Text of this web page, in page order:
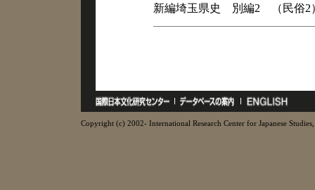
新編埼玉県史 別編2 （民俗2
Copyright (c) 2002- International Research Center for Japanese